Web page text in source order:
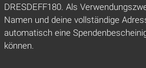
DRESDEFF180. Als
Namen und deine vollständige
automatisch eine
können.